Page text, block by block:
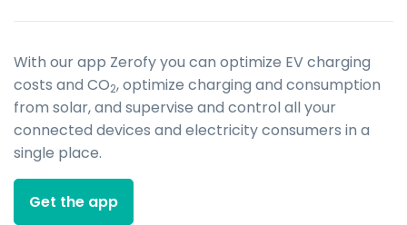
With our app Zerofy you can optimize EV charging
costs and CO2, optimize charging and consumption
from solar, and supervise and control all your
connected devices and electricity consumers in a
single place.
Get the app